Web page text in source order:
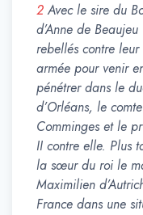
2Avec le sire du
d’Anne de
rebellés contre
armée pour venir
pénétrer dans le
d’Orléans, le
Comminges et le
II contre elle. Plus
la sœur du roi le
Maximilien
France dans une